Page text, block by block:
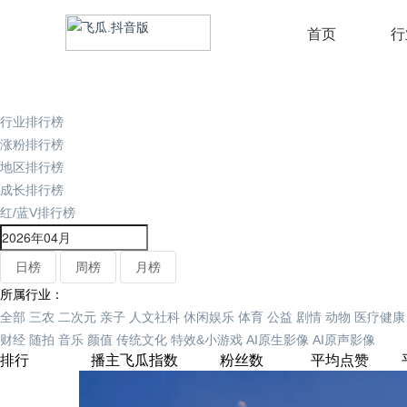
首页
行业排行榜
涨粉排行榜
地区排行榜
成长排行榜
红/蓝V排行榜
日榜 周榜
月榜
所属行业：
全部 三农 二次元 亲子 人文社科 休闲娱乐 体育 公益 剧情 动物 医疗健康
财经 随拍 音乐 颜值 传统文化 特效&小游戏 AI原生影像 AI原声影像
排行 播主飞瓜指数 粉丝数 平均点赞